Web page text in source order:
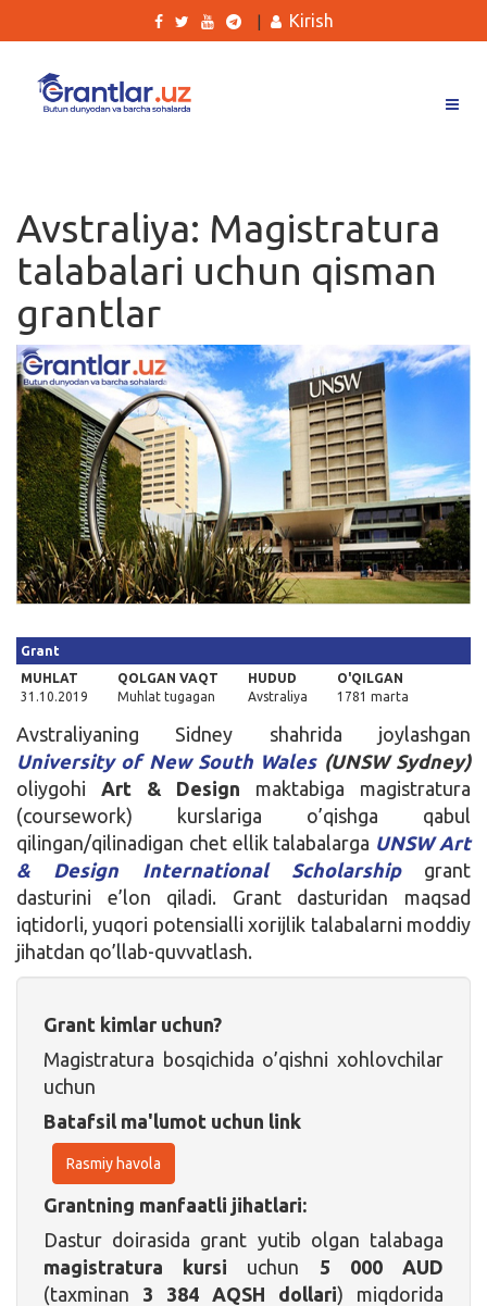
Ishlar
Kurslar
Blog
Yana
Qidirish
Kirish
Kirish
Avstraliya: Magistratura
talabalari uchun qisman
grantlar
Grant
MUHLAT
31.10.2019
QOLGAN VAQT
Muhlat tugagan
HUDUD
Avstraliya
O'QILGAN
1781 marta
Avstraliyaning Sidney shahrida joylashgan
University of New South Wales (UNSW Sydney)
oliygohi Art & Design maktabiga magistratura
(coursework) kurslariga o’qishga qabul
qilingan/qilinadigan chet ellik talabalarga UNSW Art
& Design International Scholarshipgrant
dasturini e’lon qiladi. Grant dasturidan maqsad
iqtidorli, yuqori potensialli xorijlik talabalarni moddiy
jihatdan qo’llab-quvvatlash.
Grant kimlar uchun?
Magistratura bosqichida o’qishni xohlovchilar
uchun
Batafsil ma'lumot uchun link
Rasmiy havola
Grantning manfaatli jihatlari:
Dastur doirasida grant yutib olgan talabaga
magistratura kursi uchun 5 000 AUD
(taxminan 3 384 AQSH dollari) miqdorida